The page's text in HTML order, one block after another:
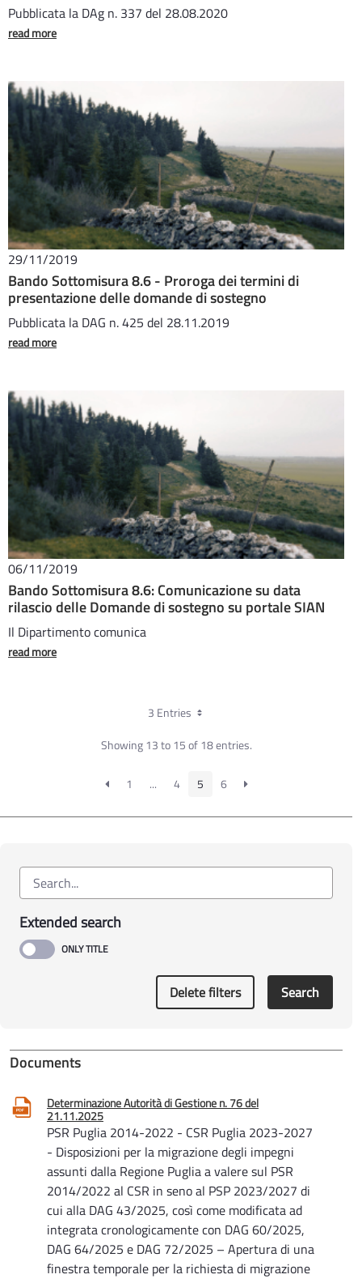
Pubblicata la DAg n. 337 del 28.08.2020
read more
29/11/2019
Bando Sottomisura 8.6 - Proroga dei termini di
presentazione delle domande di sostegno
Pubblicata la DAG n. 425 del 28.11.2019
read more
06/11/2019
Bando Sottomisura 8.6: Comunicazione su data
rilascio delle Domande di sostegno su portale SIAN
Il Dipartimento comunica
read more
3 Entries
Showing 13 to 15 of 18 entries.
1 ... 4 5 6
Extended search
Delete filters Search
Documents
Determinazione Autorità di Gestione n. 76 del
21.11.2025
PSR Puglia 2014-2022 - CSR Puglia 2023-2027
- Disposizioni per la migrazione degli impegni
assunti dalla Regione Puglia a valere sul PSR
2014/2022 al CSR in seno al PSP 2023/2027 di
cui alla DAG 43/2025, così come modificata ad
integrata cronologicamente con DAG 60/2025,
DAG 64/2025 e DAG 72/2025 – Apertura di una
finestra temporale per la richiesta di migrazione